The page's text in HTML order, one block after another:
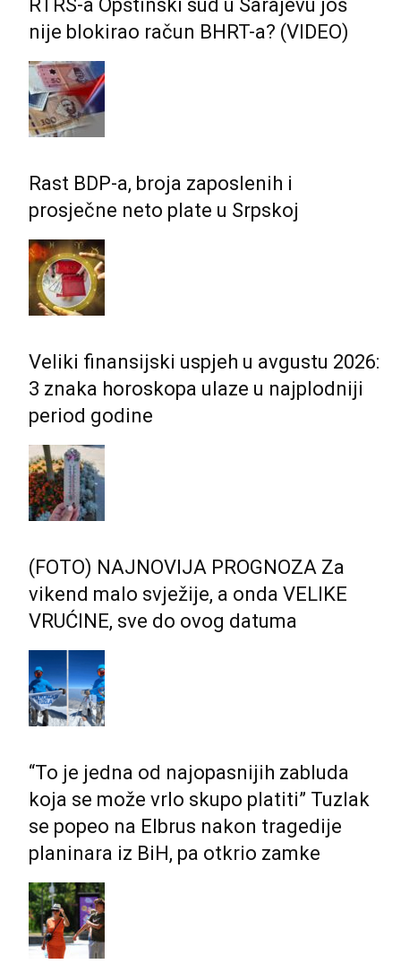
RTRS-a Opštinski sud u Sarajevu još
nije blokirao račun BHRT-a? (VIDEO)
Rast BDP-a, broja zaposlenih i
prosječne neto plate u Srpskoj
Veliki finansijski uspjeh u avgustu 2026:
3 znaka horoskopa ulaze u najplodniji
period godine
(FOTO) NAJNOVIJA PROGNOZA Za
vikend malo svježije, a onda VELIKE
VRUĆINE, sve do ovog datuma
“To je jedna od najopasnijih zabluda
koja se može vrlo skupo platiti” Tuzlak
se popeo na Elbrus nakon tragedije
planinara iz BiH, pa otkrio zamke